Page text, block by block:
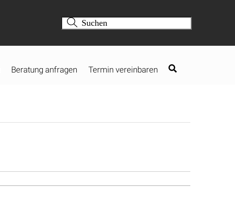
Beratung anfragen Termin vereinbaren